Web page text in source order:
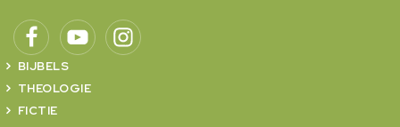
BIJBELS
THEOLOGIE
FICTIE